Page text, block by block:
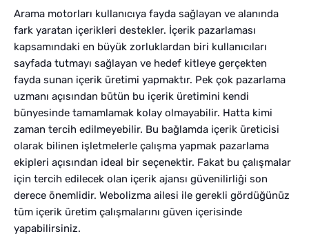
Arama motorları kullanıcıya fayda sağlayan ve alanında
fark yaratan içerikleri destekler. İçerik pazarlaması
kapsamındaki en büyük zorluklardan biri kullanıcıları
sayfada tutmayı sağlayan ve hedef kitleye gerçekten
fayda sunan içerik üretimi yapmaktır. Pek çok pazarlama
uzmanı açısından bütün bu içerik üretimini kendi
bünyesinde tamamlamak kolay olmayabilir. Hatta kimi
zaman tercih edilmeyebilir. Bu bağlamda içerik üreticisi
olarak bilinen işletmelerle çalışma yapmak pazarlama
ekipleri açısından ideal bir seçenektir. Fakat bu çalışmalar
için tercih edilecek olan içerik ajansı güvenilirliği son
derece önemlidir. Webolizma ailesi ile gerekli gördüğünüz
tüm içerik üretim çalışmalarını güven içerisinde
yapabilirsiniz.